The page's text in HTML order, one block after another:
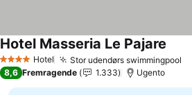
4 StjernerHotel Stor udendørs swimmingpool
Hotel Masseria Le Pajare
8,6 Fremragende 1.333 Ugento